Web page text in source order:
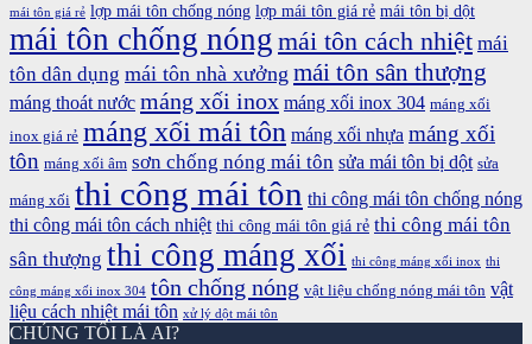
mái tôn giá rẻ lợp mái tôn chống nóng lợp mái tôn giá rẻ mái tôn bị dột
mái tôn chống nóng mái tôn cách nhiệt mái
tôn dân dụng mái tôn nhà xưởng mái tôn sân thượng
máng thoát nước máng xối inox máng xối inox 304 máng xối
inox giá rẻ máng xối mái tôn máng xối nhựa máng xối
tôn máng xối âm sơn chống nóng mái tôn sửa mái tôn bị dột sửa
máng xối thi công mái tôn thi công mái tôn chống nóng
thi công mái tôn cách nhiệt thi công mái tôn giá rẻ thi công mái tôn
sân thượng thi công máng xối thi công máng xối inox thi
công máng xối inox 304 tôn chống nóng vật liệu chống nóng mái tôn vật
liệu cách nhiệt mái tôn xử lý dột mái tôn
CHÚNG TÔI LÀ AI?